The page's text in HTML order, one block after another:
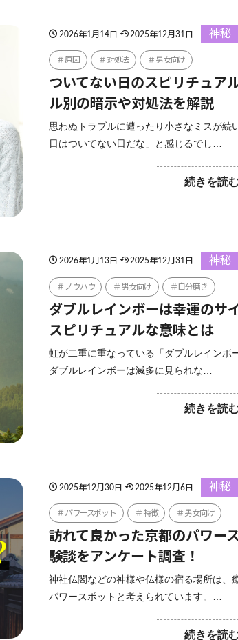
2026年1月14日 2025年12月31日 神秘
原因 対処法 男女向け
ついてない日のスピリチュア
ル別の暗示や対処法を解説
思わぬトラブルに遭ったり小さなミスが続
日はついてない日だな」と感じるでし…
続きを読
2026年1月13日 2025年12月31日 神秘
ノウハウ 男女向け 自分磨き
ダブルレインボーは幸運のサ
スピリチュアルな意味とは
虹が二重に重なっている「ダブルレインボ
ダブルレインボーは滅多に見られな…
続きを読
2025年12月30日 2025年12月6日 神秘
パワースポット 特徴 男女向け
訪れて良かった京都のパワー
験談をアンケート調査！
神社仏閣などの神様や仏様の宿る場所は、
パワースポットと考えられています。…
続きを読